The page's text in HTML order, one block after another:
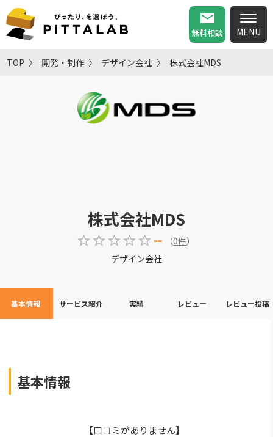
無料相談
TOP 開発・制作 デザイン会社 株式会社MDS
株式会社MDS
-- （0件）
デザイン会社
基本情報 サービス紹介 実績 レビュー レビュー投稿
基本情報
【口コミがありません】